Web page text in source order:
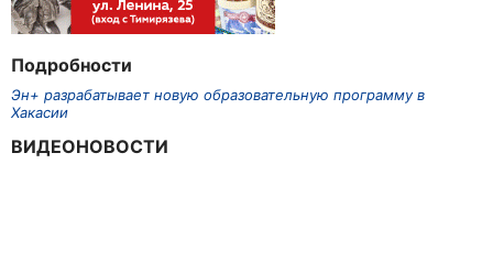
Подробности
Эн+ разрабатывает новую образовательную программу в
Хакасии
ВИДЕОНОВОСТИ